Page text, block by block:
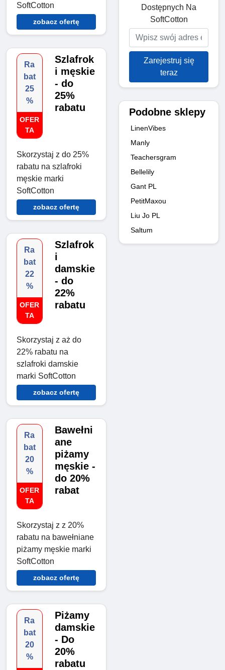
SoftCotton
zobacz ofertę
Ra
bat
25
%
OFER
TA
Szlafrok
i męskie
- do
25%
rabatu
Skorzystaj z do 25%
rabatu na szlafroki
męskie marki
SoftCotton
zobacz ofertę
Ra
bat
22
%
OFER
TA
Szlafrok
i
damskie
- do
22%
rabatu
Skorzystaj z aż do
22% rabatu na
szlafroki damskie
marki SoftCotton
zobacz ofertę
Ra
bat
20
%
OFER
TA
Bawełni
ane
piżamy
męskie -
do 20%
rabat
Skorzystaj z z 20%
rabatu na bawełniane
piżamy męskie marki
SoftCotton
zobacz ofertę
Ra
bat
20
%
Piżamy
damskie
- Do
20%
rabatu
Dostępnych Na
SoftCotton
Zarejestruj się
teraz
Podobne sklepy
LinenVibes
Manly
Teachersgram
Bellelily
Gant PL
PetitMaxou
Liu Jo PL
Saltum